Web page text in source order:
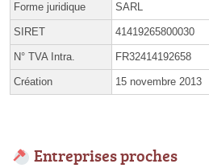
Forme juridique SARL
SIRET 41419265800030
N° TVA Intra. FR32414192658
Création 15 novembre 2013
Entreprises proches